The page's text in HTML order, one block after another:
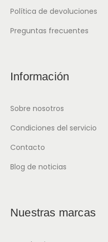
Política de devoluciones
Preguntas frecuentes
Información
Sobre nosotros
Condiciones del servicio
Contacto
Blog de noticias
Nuestras marcas